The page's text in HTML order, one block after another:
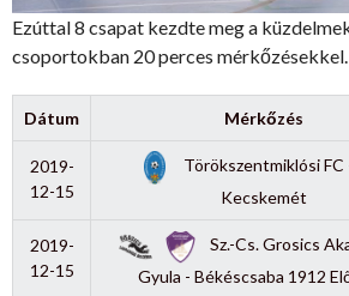
Ezúttal 8 csapat kezdte meg a
csoportokban 20 perces mérkőzésekkel.
Dátum Mérkőzés
2019-
12-15
Törökszentmiklósi FC
Kecskemét
2019-
12-15
Sz.-Cs. Grosics
Gyula - Békéscsaba 1912